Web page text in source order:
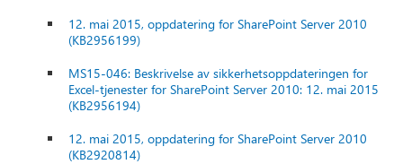
12. mai 2015, oppdatering for SharePoint Server 2010
(KB2956199)
MS15-046: Beskrivelse av sikkerhetsoppdateringen for
Excel-tjenester for SharePoint Server 2010: 12. mai 2015
(KB2956194)
12. mai 2015, oppdatering for SharePoint Server 2010
(KB2920814)